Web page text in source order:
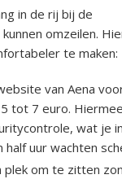
in de rij bij de
omzeilen.
te maken:
van Aena
tot 7 euro.
wat je
uur wachten
plek om te zitten